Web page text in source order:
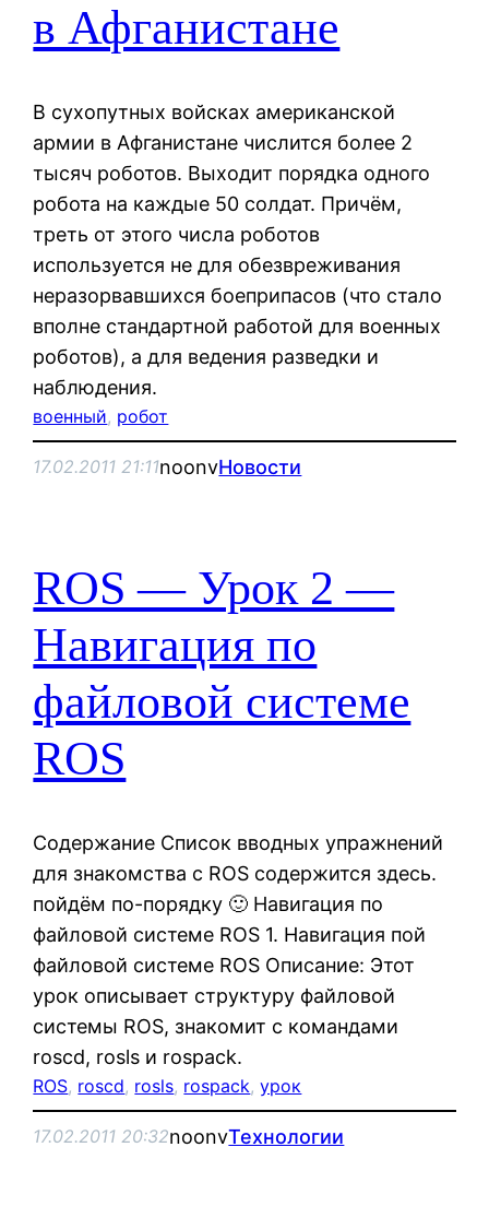
в Афганистане
В сухопутных войсках американской
армии в Афганистане числится более 2
тысяч роботов. Выходит порядка одного
робота на каждые 50 солдат. Причём,
треть от этого числа роботов
используется не для обезвреживания
неразорвавшихся боеприпасов (что стало
вполне стандартной работой для военных
роботов), а для ведения разведки и
наблюдения.
военный, робот
17.02.2011 21:11noonvНовости
ROS — Урок 2 —
Навигация по
файловой системе
ROS
Содержание Список вводных упражнений
для знакомства с ROS содержится здесь.
пойдём по-порядку 🙂 Навигация по
файловой системе ROS 1. Навигация пой
файловой системе ROS Описание: Этот
урок описывает структуру файловой
системы ROS, знакомит с командами
roscd, rosls и rospack.
ROS, roscd, rosls, rospack, урок
17.02.2011 20:32noonvТехнологии